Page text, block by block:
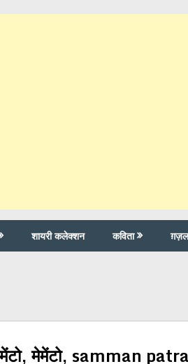
शायरी कलेक्शन कविता ग़ज़ल
मेमेंटो, samman